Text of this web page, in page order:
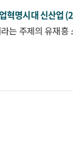
혁명시대 신산업
는 주제의 유재흥